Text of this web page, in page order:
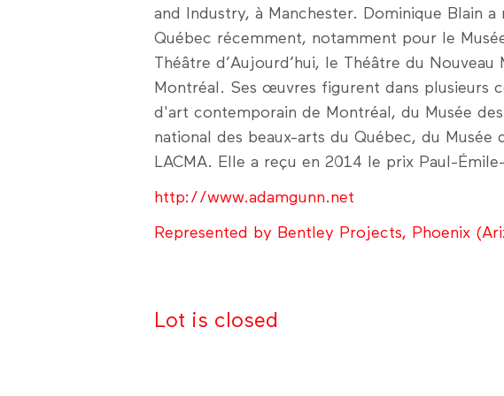
and Industry, à Manchester. Dominique Blain
Québec récemment, notamment pour le
Théâtre d’Aujourd’hui, le Théâtre du
Montréal. Ses œuvres figurent dans plusieurs
d'art contemporain de Montréal, du Musée
national des beaux-arts du Québec, du Musée
LACMA. Elle a reçu en 2014 le prix Paul-
http://www.adamgunn.net
Represented by Bentley Projects, Phoenix
Lot is closed